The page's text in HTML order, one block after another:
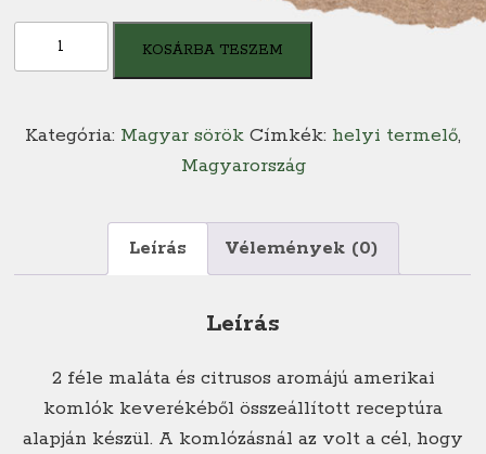
Apafej
0,33
KOSÁRBA TESZEM
Kategória: Magyar sörök Címkék: helyi termelő,
Magyarország
Leírás Vélemények (0)
Leírás
2 féle maláta és citrusos aromájú amerikai
komlók keverékéből összeállított receptúra
alapján készül. A komlózásnál az volt a cél, hogy